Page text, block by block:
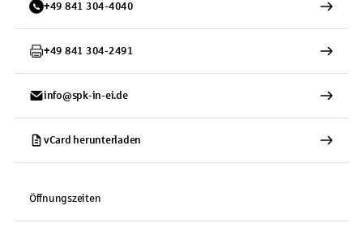
+49 841 304-4040
+49 841 304-2491
info@spk-in-ei.de
vCard herunterladen
Öffnungszeiten